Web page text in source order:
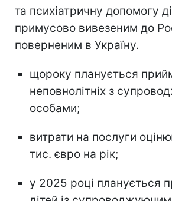
та психіатричну допомогу
примусово вивезеним до
поверненим в Україну.
щороку планується
неповнолітніх з
особами;
витрати на послуги
тис. євро на рік;
у 2025 році планується